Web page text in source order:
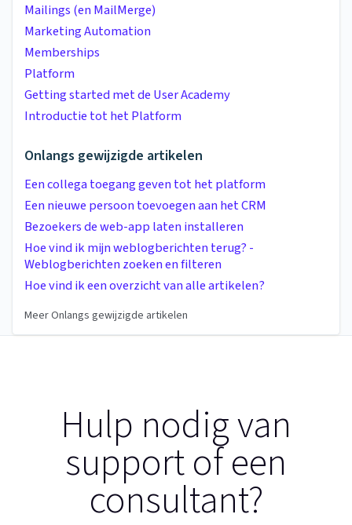
Mailings (en MailMerge)
Marketing Automation
Memberships
Platform
Getting started met de User Academy
Introductie tot het Platform
Onlangs gewijzigde artikelen
Een collega toegang geven tot het platform
Een nieuwe persoon toevoegen aan het CRM
Bezoekers de web-app laten installeren
Hoe vind ik mijn weblogberichten terug? -
Weblogberichten zoeken en filteren
Hoe vind ik een overzicht van alle artikelen?
Meer Onlangs gewijzigde artikelen
Hulp nodig van
support of een
consultant?